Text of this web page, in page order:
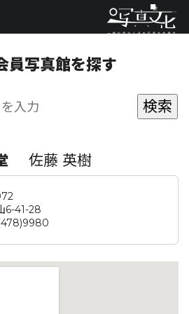
員写真館を探す
佐藤 英樹
6-41-28